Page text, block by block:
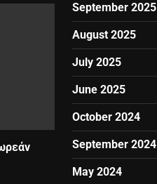
September 2025
August 2025
July 2025
June 2025
October 2024
September 2024
May 2024